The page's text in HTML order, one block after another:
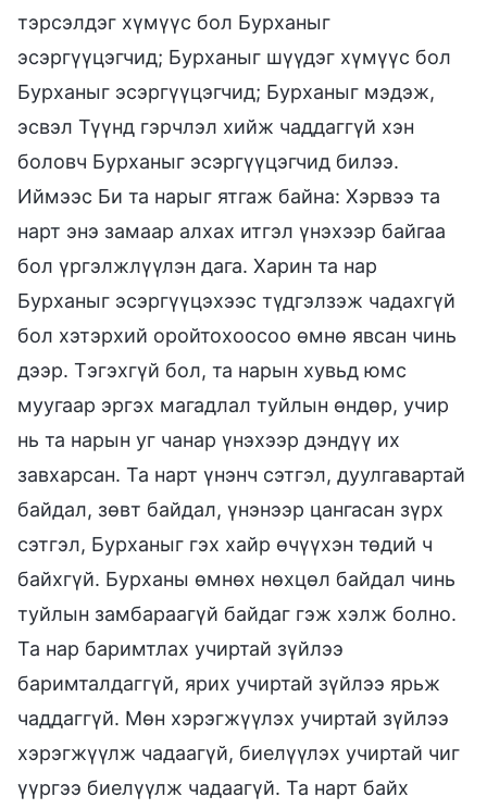
тэрсэлдэг хүмүүс бол Бурханыг
эсэргүүцэгчид; Бурханыг шүүдэг хүмүүс бол
Бурханыг эсэргүүцэгчид; Бурханыг мэдэж,
эсвэл Түүнд гэрчлэл хийж чаддаггүй хэн
боловч Бурханыг эсэргүүцэгчид билээ.
Иймээс Би та нарыг ятгаж байна: Хэрвээ та
нарт энэ замаар алхах итгэл үнэхээр байгаа
бол үргэлжлүүлэн дага. Харин та нар
Бурханыг эсэргүүцэхээс түдгэлзэж чадахгүй
бол хэтэрхий оройтохоосоо өмнө явсан чинь
дээр. Тэгэхгүй бол, та нарын хувьд юмс
муугаар эргэх магадлал туйлын өндөр, учир
нь та нарын уг чанар үнэхээр дэндүү их
завхарсан. Та нарт үнэнч сэтгэл, дуулгавартай
байдал, зөвт байдал, үнэнээр цангасан зүрх
сэтгэл, Бурханыг гэх хайр өчүүхэн төдий ч
байхгүй. Бурханы өмнөх нөхцөл байдал чинь
туйлын замбараагүй байдаг гэж хэлж болно.
Та нар баримтлах учиртай зүйлээ
баримталдаггүй, ярих учиртай зүйлээ ярьж
чаддаггүй. Мөн хэрэгжүүлэх учиртай зүйлээ
хэрэгжүүлж чадаагүй, биелүүлэх учиртай чиг
үүргээ биелүүлж чадаагүй. Та нарт байх